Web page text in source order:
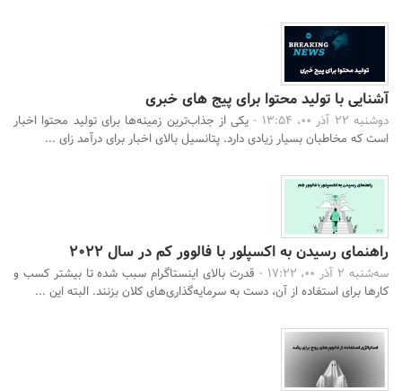
آشنایی با تولید محتوا برای پیج های خبری
دوشنبه 22 آذر 00، 13:54 -
یکی از جذاب‌ترین زمینه‌ها برای تولید محتوا اخبار
است که مخاطبان بسیار زیادی دارد. پتانسیل بالای اخبار برای درآمد زای ...
راهنمای رسیدن به اکسپلور با فالوور کم در سال 2022
سه‌شنبه 2 آذر 00، 17:22 -
قدرت بالای اینستاگرام سبب شده تا بیشتر کسب و
کارها برای استفاده از آن، دست به سرمایه‌گذاری‌های کلان بزنند. البته این ...